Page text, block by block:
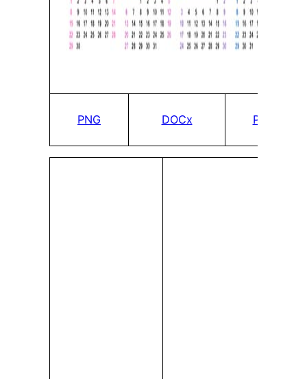
PNG DOCx PDF